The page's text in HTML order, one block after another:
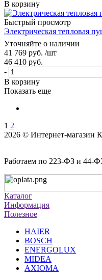
В корзину
Быстрый просмотр
Электрическая тепловая
Уточняйте о наличии
41 769 руб. /шт
46 410 руб.
-
В корзину
Показать еще
1 2
2026 © Интернет-магазин
Работаем по 223-ФЗ и 44-
Каталог
Информация
Полезное
HAIER
BOSCH
ENERGOLUX
MIDEA
AXIOMA